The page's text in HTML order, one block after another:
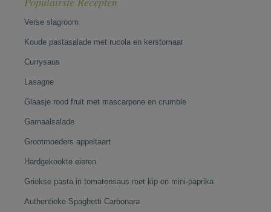
Verse slagroom
Koude pastasalade met rucola en kerstomaat
Currysaus
Lasagne
Glaasje rood fruit met mascarpone en crumble
Garnaalsalade
Grootmoeders appeltaart
Hardgekookte eieren
Griekse pasta in tomatensaus met kip en mini-paprika
Authentieke Spaghetti Carbonara